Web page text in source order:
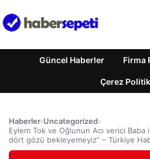
Güncel Haberler Firma
Çerez
Haberler›Uncategorized›
Eylem Tok ve Oğlunun Acı verici Baba
dört gözü bekleyemeyiz” – Türkiye